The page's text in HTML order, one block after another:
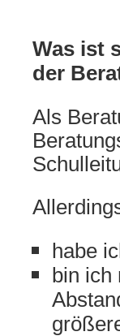
Was ist
der
Als
habe
bin ich